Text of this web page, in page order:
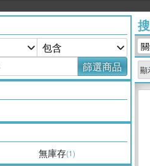
篩選商品
無庫存(1)
顯